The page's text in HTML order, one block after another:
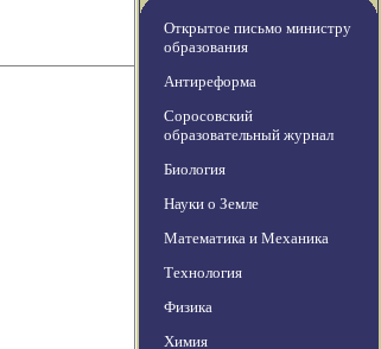
Открытое письмо министру
образования
Антиреформа
Соросовский
образовательный журнал
Биология
Науки о Земле
Математика и Механика
Технология
Физика
Химия